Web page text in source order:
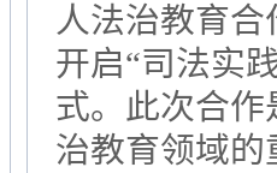
人法治教育
开启“司法实
式。此次合
治教育领域